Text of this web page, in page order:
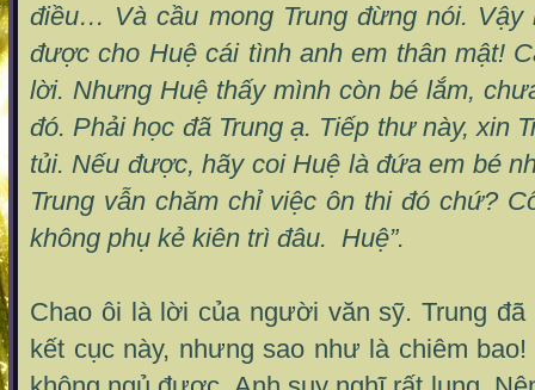
điều… Và cầu mong Trung đừng nói. Vậy
được cho Huệ cái tình anh em thân mật!
lời. Nhưng Huệ thấy mình còn bé lắm,
đó. Phải học đã Trung ạ. Tiếp thư này, xin
tủi. Nếu được, hãy coi Huệ là đứa em bé
Trung vẫn chăm chỉ việc ôn thi đó chứ?
không phụ kẻ kiên trì đâu. Huệ”.
Chao ôi là lời của người văn sỹ. Trung
kết cục này, nhưng sao như là chiêm bao!